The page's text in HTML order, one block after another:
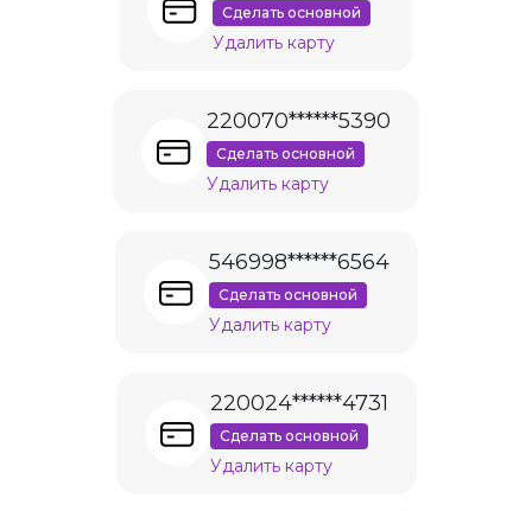
Сделать основной
Удалить карту
220070******5390
Сделать основной
Удалить карту
546998******6564
Сделать основной
Удалить карту
220024******4731
Сделать основной
Удалить карту